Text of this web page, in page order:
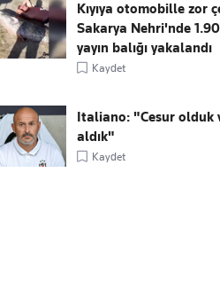
Kıyıya otomobille zor
Sakarya Nehri'nde
yayın balığı yakalandı
Kaydet
Italiano: "Cesur olduk
aldık"
Kaydet